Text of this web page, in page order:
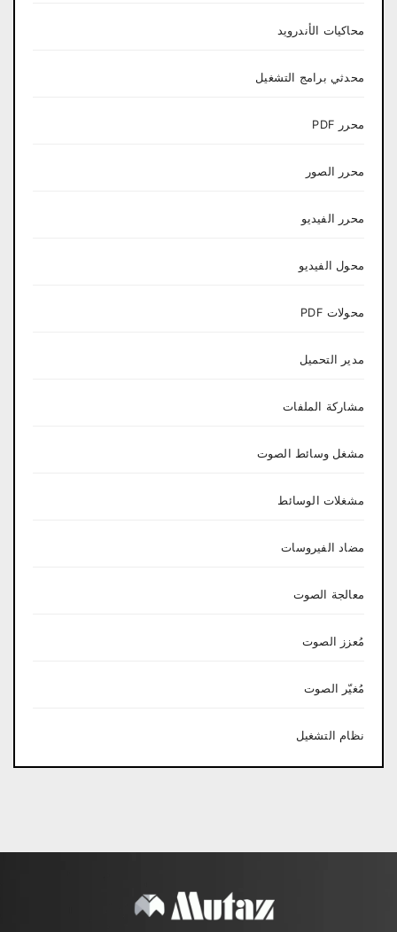
محاكيات الأندرويد
محدثي برامج التشغيل
محرر PDF
محرر الصور
محرر الفيديو
محول الفيديو
محولات PDF
مدير التحميل
مشاركة الملفات
مشغل وسائط الصوت
مشغلات الوسائط
مضاد الفيروسات
معالجة الصوت
مُعزز الصوت
مُغيّر الصوت
نظام التشغيل